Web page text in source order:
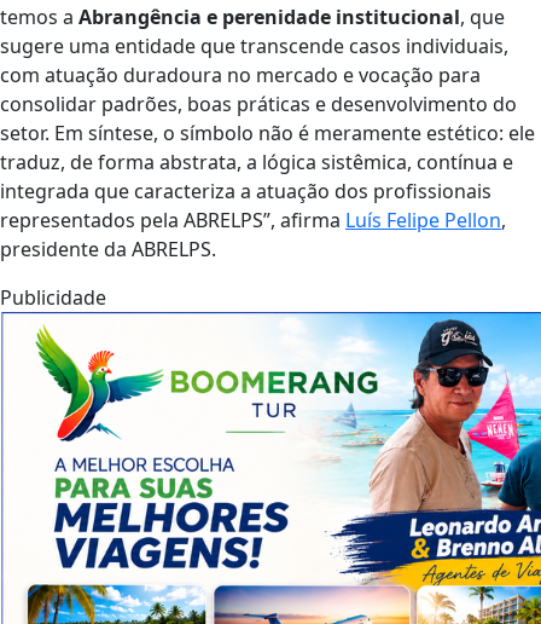
temos a Abrangência e perenidade institucional, que
sugere uma entidade que transcende casos individuais,
com atuação duradoura no mercado e vocação para
consolidar padrões, boas práticas e desenvolvimento do
setor. Em síntese, o símbolo não é meramente estético: ele
traduz, de forma abstrata, a lógica sistêmica, contínua e
integrada que caracteriza a atuação dos profissionais
representados pela ABRELPS”, afirma Luís Felipe Pellon,
presidente da ABRELPS.
Publicidade